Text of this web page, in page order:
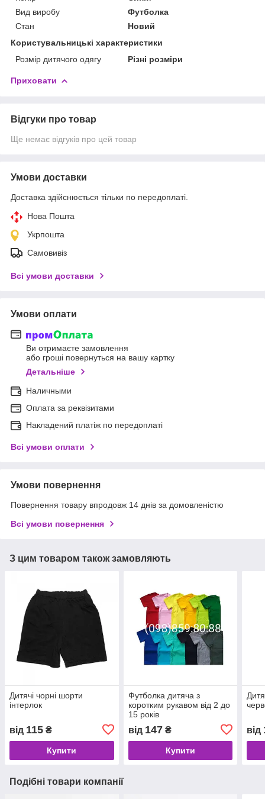
Вид виробу
Футболка
Стан
Новий
Користувальницькі характеристики
Розмір дитячого одягу
Різні розміри
Приховати
Відгуки про товар
Ще немає відгуків про цей товар
Умови доставки
Доставка здійснюється тільки по передоплаті.
Нова Пошта
Укрпошта
Самовивіз
Всі умови доставки
Умови оплати
Ви отримаєте замовлення
або гроші повернуться на вашу картку
Детальніше
Наличными
Оплата за реквізитами
Накладений платіж по передоплаті
Всі умови оплати
Умови повернення
Повернення товару впродовж 14 днів за домовленістю
Всі умови повернення
З цим товаром також замовляють
Дитячі чорні шорти
інтерлок
від 115 ₴
Купити
Футболка дитяча з
коротким рукавом від 2 до
15 років
від 147₴
Купити
від
Подібні товари компанії